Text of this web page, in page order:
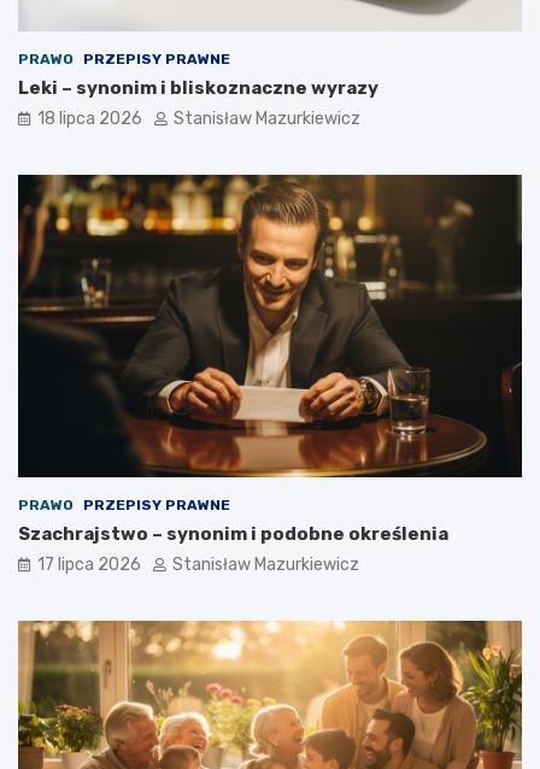
PRAWO PRZEPISY PRAWNE
Leki – synonim i bliskoznaczne wyrazy
18 lipca 2026 Stanisław Mazurkiewicz
PRAWO PRZEPISY PRAWNE
Szachrajstwo – synonim i podobne określenia
17 lipca 2026 Stanisław Mazurkiewicz